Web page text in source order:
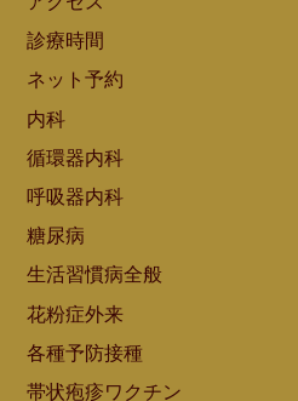
診療時間
ネット予約
内科
循環器内科
呼吸器内科
糖尿病
生活習慣病全般
花粉症外来
各種予防接種
帯状疱疹ワクチン